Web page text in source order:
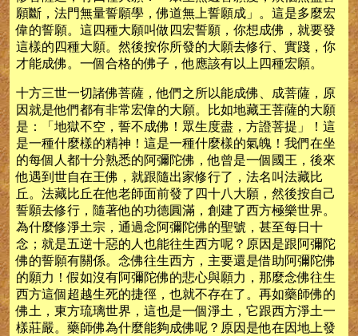
願斷，法門無量誓願學，佛道無上誓願成」。這是多麼宏
偉的誓願。這四種大願叫做四宏誓願，你想成佛，就要發
這樣的四種大願。然後按你所發的大願去修行、實踐，你
才能成佛。一個合格的佛子，他應該有以上四種宏願。
十方三世一切諸佛菩薩，他們之所以能成佛、成菩薩，原
因就是他們都有非常宏偉的大願。比如地藏王菩薩的大願
是：「地獄不空，誓不成佛！眾生度盡，方證菩提」！這
是一種什麼樣的精神！這是一種什麼樣的氣魄！我們在坐
的每個人都十分熟悉的阿彌陀佛，他曾是一個國王，後來
他遇到世自在王佛，就跟隨出家修行了，法名叫法藏比
丘。法藏比丘在他老師面前發了四十八大願，然後按自己
誓願去修行，隨著他的功德圓滿，創建了西方極樂世界。
為什麼修淨土宗，通過念阿彌陀佛的聖號，甚至每日十
念；就是五逆十惡的人也能往生西方呢？原因是跟阿彌陀
佛的誓願有關係。念佛往生西方，主要還是借助阿彌陀佛
的願力！假如沒有阿彌陀佛的悲心與願力，那麼念佛往生
西方這個超越生死的捷徑，也就不存在了。再如藥師佛的
佛土，東方琉璃世界，這也是一個淨土，它跟西方淨土一
樣莊嚴。藥師佛為什麼能夠成佛呢？原因是他在因地上發